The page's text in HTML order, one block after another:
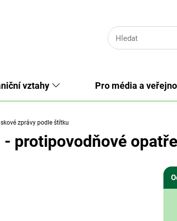
vztahy Pro média a
zprávy podle štítku
protipovodňové